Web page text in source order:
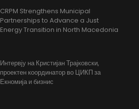
CRPM Strengthens Municipal
Partnerships to Advance a Just
Energy Transition in North Macedonia
Интервју на Кристијан Трајковски,
проектен координатор во ЦИКП за
Екномија и бизнис